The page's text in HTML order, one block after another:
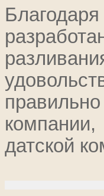
датской